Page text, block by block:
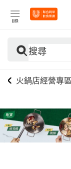
目錄
搜尋
火鍋店經營專區